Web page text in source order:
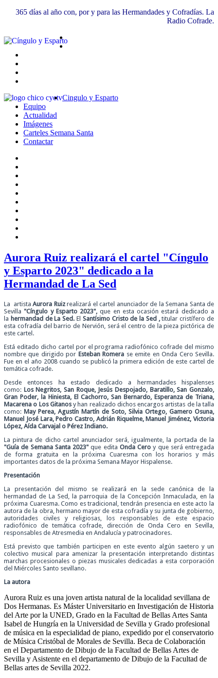
365 días al año con, por y para las Hermandades y Cofradías. La
Radio Cofrade.
Cingulo y Esparto
Equipo
Actualidad
Imágenes
Carteles Semana Santa
Contactar
Aurora Ruiz realizará el cartel "Cíngulo
y Esparto 2023" dedicado a la
Hermandad de La Sed
La artista Aurora Ruizrealizará el cartel anunciador de la Semana Santa de
Sevilla "Cíngulo y Esparto 2023", que en esta ocasión estará dedicado a
la hermandad de La Sed. El Santísimo Cristo de la Sed ,titular cristífero de
esta cofradía del barrio de Nervión, será el centro de la pieza pictórica de
este cartel.
Está editado dicho cartel por el programa radiofónico cofrade del mismo
nombre que dirigido por Esteban Romera se emite en Onda Cero Sevilla.
Fue en el año 2008 cuando se publicó la primera edición de este cartel de
temática cofrade.
Desde entonces ha estado dedicado a hermandades hispalenses
como: Los Negritos, San Roque, Jesús Despojado, Baratillo, San Gonzalo,
Gran Poder, la Hiniesta, El Cachorro, San Bernardo, Esperanza de Triana,
Macarena o Los Gitanos y han realizado dichos encargos artistas de la talla
como: May Perea, Agustín Martín de Soto, Silvia Ortego, Gamero Osuna,
Manuel José Lara, Pedro Castro, Adrián Riquelme, Manuel Jiménez, Victoria
López, Aída Carvajal o Pérez Indiano.
La pintura de dicho cartel anunciador será, igualmente, la portada de la
"Guía de Semana Santa 2023" que edita Onda Cero y que será entregada
de forma gratuita en la próxima Cuaresma con los horarios y más
importantes datos de la próxima Semana Mayor Hispalense.
Presentación
La presentación del mismo se realizará en la sede canónica de la
hermandad de La Sed, la parroquia de la Concepción Inmaculada, en la
próxima Cuaresma. Como es tradicional, tendrán presencia en este acto la
autora de la obra, hermano mayor de esta cofradía y su junta de gobierno,
autoridades civiles y religiosas, los responsables de este espacio
radiofónico de temática cofrade, dirección de Onda Cero en Sevilla,
responsables de Atresmedia en Andalucía y patrocinadores.
Está previsto que también participen en este evento algún saetero y un
colectivo musical para amenizar la presentación interpretando distintas
marchas procesionales o piezas musicales dedicadas a esta corporación
del Miércoles Santo sevillano.
La autora
Aurora Ruiz es una joven artista natural de la localidad sevillana de
Dos Hermanas. Es Máster Universitario en Investigación de Historia
del Arte por la UNED, Grado en la Facultad de Bellas Artes Santa
Isabel de Hungría en la Universidad de Sevilla y Grado profesional
de música en la especialidad de piano, expedido por el conservatorio
de Música Cristóbal de Morales de Sevilla. Beca de Colaboración
en el Departamento de Dibujo de la Facultad de Bellas Artes de
Sevilla y Asistente en el departamento de Dibujo de la Facultad de
Bellas artes de Sevilla 2022.